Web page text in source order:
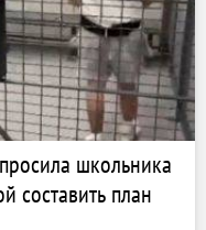
школьника
составить план